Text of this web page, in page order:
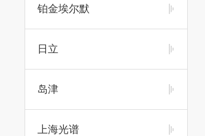
铂金埃尔默
日立
岛津
上海光谱